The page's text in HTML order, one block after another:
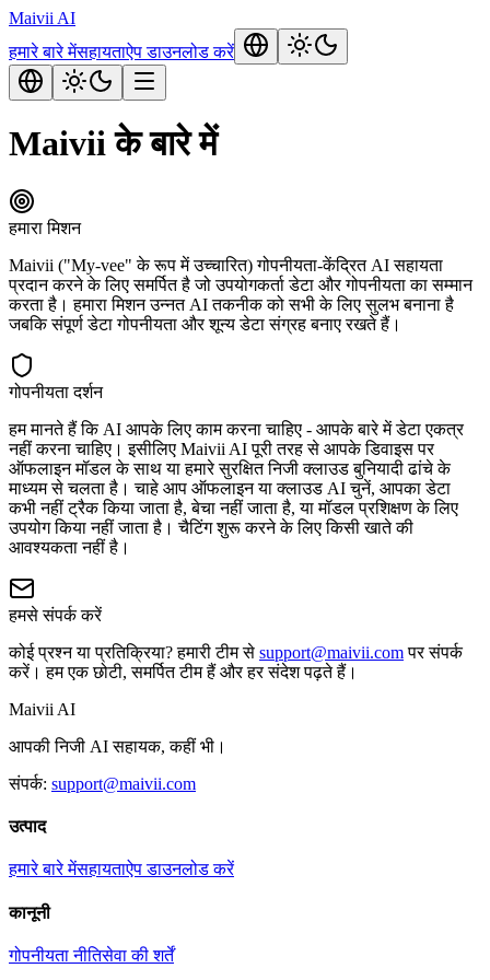
Maivii AI
हमारे बारे मेंसहायताऐप डाउनलोड करें
Maivii के बारे में
हमारा मिशन
Maivii ("My-vee" के रूप में उच्चारित) गोपनीयता-केंद्रित AI सहायता
प्रदान करने के लिए समर्पित है जो उपयोगकर्ता डेटा और गोपनीयता का सम्मान
करता है। हमारा मिशन उन्नत AI तकनीक को सभी के लिए सुलभ बनाना है
जबकि संपूर्ण डेटा गोपनीयता और शून्य डेटा संग्रह बनाए रखते हैं।
गोपनीयता दर्शन
हम मानते हैं कि AI आपके लिए काम करना चाहिए - आपके बारे में डेटा एकत्र
नहीं करना चाहिए। इसीलिए Maivii AI पूरी तरह से आपके डिवाइस पर
ऑफलाइन मॉडल के साथ या हमारे सुरक्षित निजी क्लाउड बुनियादी ढांचे के
माध्यम से चलता है। चाहे आप ऑफलाइन या क्लाउड AI चुनें, आपका डेटा
कभी नहीं ट्रैक किया जाता है, बेचा नहीं जाता है, या मॉडल प्रशिक्षण के लिए
उपयोग किया नहीं जाता है। चैटिंग शुरू करने के लिए किसी खाते की
आवश्यकता नहीं है।
हमसे संपर्क करें
कोई प्रश्न या प्रतिक्रिया? हमारी टीम से support@maivii.comपर संपर्क
करें। हम एक छोटी, समर्पित टीम हैं और हर संदेश पढ़ते हैं।
Maivii AI
आपकी निजी AI सहायक, कहीं भी।
संपर्क: support@maivii.com
उत्पाद
हमारे बारे मेंसहायताऐप डाउनलोड करें
कानूनी
गोपनीयता नीतिसेवा की शर्तें